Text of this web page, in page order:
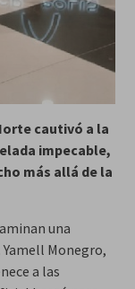
cautivó a la
impecable,
más allá de la
una
Monegro,
a las